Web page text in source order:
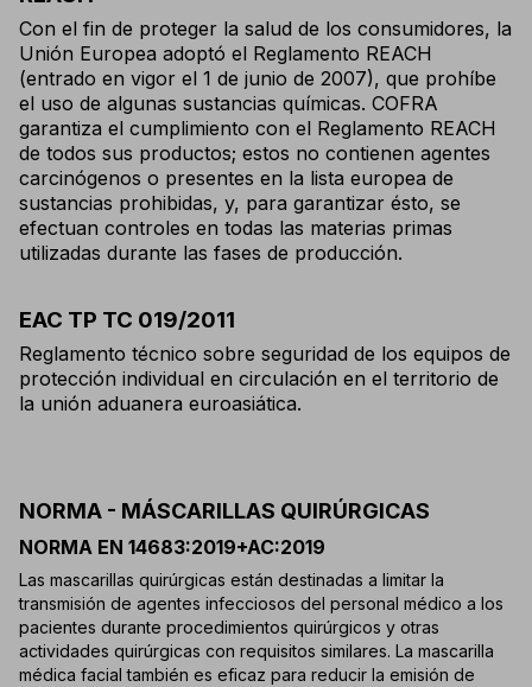
Con el fin de proteger la salud de los consumidores, la
Unión Europea adoptó el Reglamento REACH
(entrado en vigor el 1 de junio de 2007), que prohíbe
el uso de algunas sustancias químicas. COFRA
garantiza el cumplimiento con el Reglamento REACH
de todos sus productos; estos no contienen agentes
carcinógenos o presentes en la lista europea de
sustancias prohibidas, y, para garantizar ésto, se
efectuan controles en todas las materias primas
utilizadas durante las fases de producción.
EAC TP TC 019/2011
Reglamento técnico sobre seguridad de los equipos de
protección individual en circulación en el territorio de
la unión aduanera euroasiática.
NORMA - MÁSCARILLAS QUIRÚRGICAS
NORMA EN 14683:2019+AC:2019
Las mascarillas quirúrgicas están destinadas a limitar la
transmisión de agentes infecciosos del personal médico a los
pacientes durante procedimientos quirúrgicos y otras
actividades quirúrgicas con requisitos similares. La mascarilla
médica facial también es eficaz para reducir la emisión de